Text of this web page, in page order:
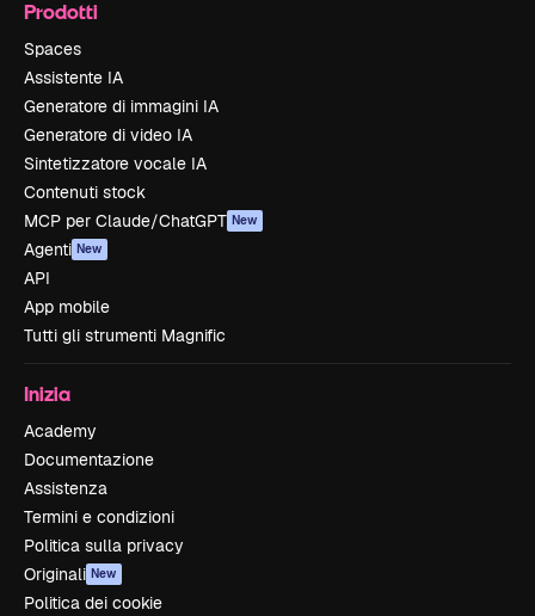
Prodotti
Spaces
Assistente IA
Generatore di immagini IA
Generatore di video IA
Sintetizzatore vocale IA
Contenuti stock
MCP per Claude/ChatGPT New
Agenti New
API
App mobile
Tutti gli strumenti Magnific
Inizia
Academy
Documentazione
Assistenza
Termini e condizioni
Politica sulla privacy
Originali New
Politica dei cookie